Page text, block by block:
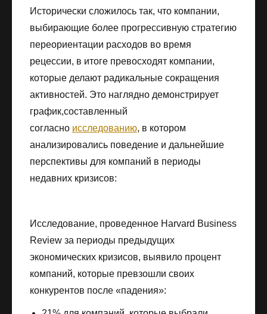
Исторически сложилось так, что компании,
выбирающие более прогрессивную стратегию
переориентации расходов во время
рецессии, в итоге превосходят компании,
которые делают радикальные сокращения
активностей. Это наглядно демонстрирует
график,составленный
согласно исследованию, в котором
анализировались поведение и дальнейшие
перспективы для компаний в периоды
недавних кризисов:
Исследование, проведенное Harvard Business
Review за периоды предыдущих
экономических кризисов, выявило процент
компаний, которые превзошли своих
конкурентов после «падения»: